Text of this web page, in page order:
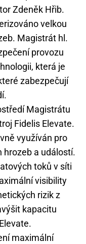
Zdeněk Hřib.
velkou
Magistrát hl.
provozu
která je
zabezpečují
Magistrátu
Fidelis Elevate.
využíván pro
hrozeb a událostí.
toků v síti
visibility
rizik z
kapacitu
maximální